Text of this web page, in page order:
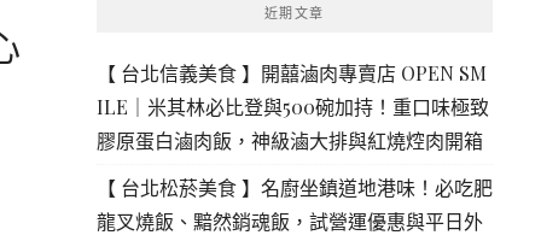
近期文章
【 台北信義美食 】開囍滷肉專賣店 OPEN SM
ILE｜米其林必比登與500碗加持！重口味極致
膠原蛋白滷肉飯，神級滷大排與紅燒焢肉開箱
【 台北松菸美食 】名廚坐鎮道地港味！必吃肥
龍叉燒飯、黯然銷魂飯，試營運優惠與平日外